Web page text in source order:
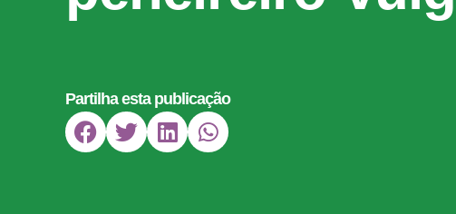
Partilha esta publicação